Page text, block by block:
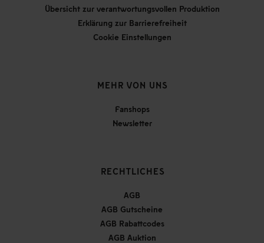
Übersicht zur verantwortungsvollen Produktion
Erklärung zur Barrierefreiheit
Cookie Einstellungen
MEHR VON UNS
Fanshops
Newsletter
RECHTLICHES
AGB
AGB Gutscheine
AGB Rabattcodes
AGB Auktion